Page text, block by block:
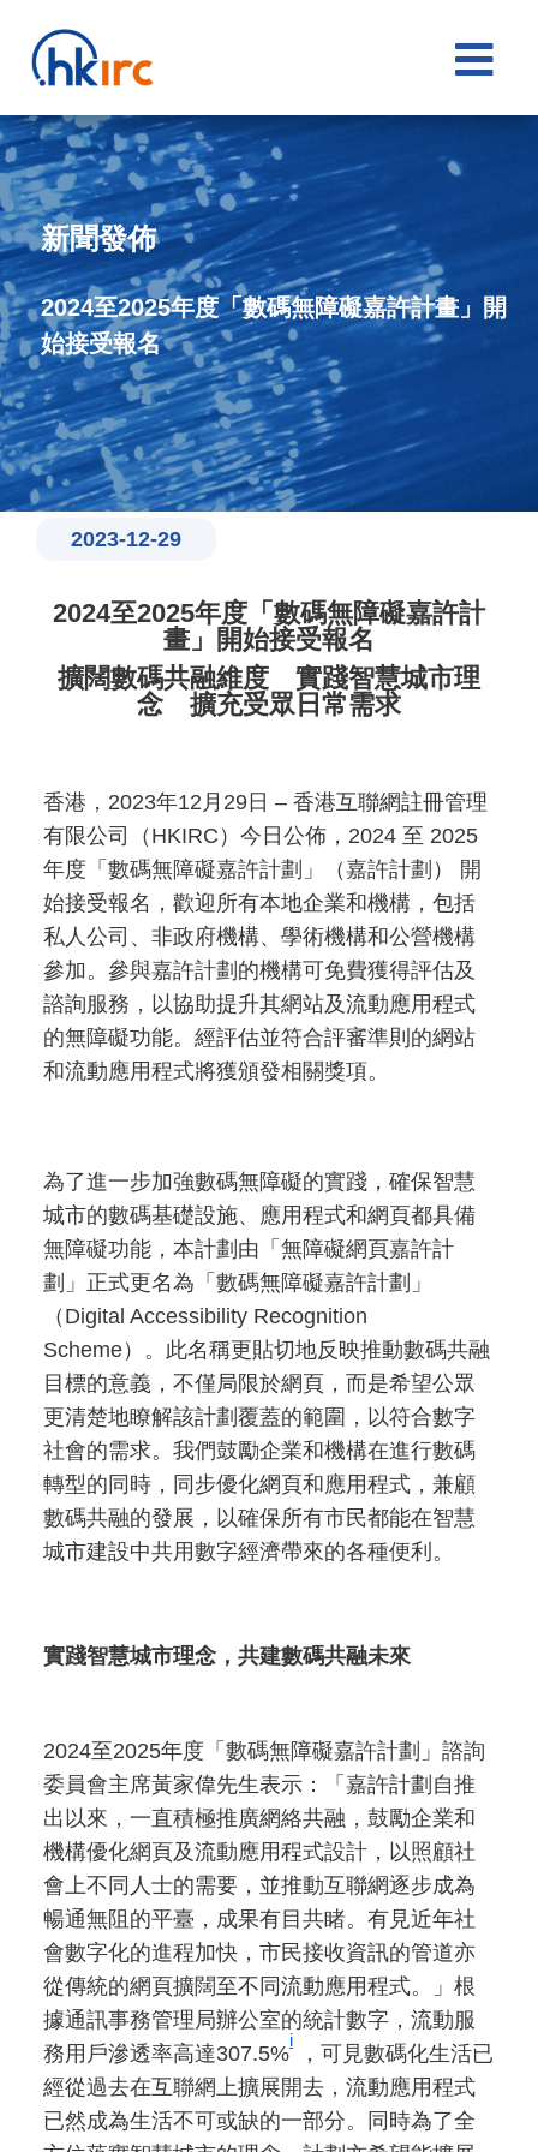

新聞發佈
2024至2025年度「數碼無障礙嘉許計畫」開
始接受報名
2023-12-29
2024至2025年度「數碼無障礙嘉許計
畫」開始接受報名
擴闊數碼共融維度 實踐智慧城市理
念 擴充受眾日常需求
香港，2023年12月29日 – 香港互聯網註冊管理
有限公司（HKIRC）今日公佈，2024 至 2025
年度「數碼無障礙嘉許計劃」（嘉許計劃） 開
始接受報名，歡迎所有本地企業和機構，包括
私人公司、非政府機構、學術機構和公營機構
參加。參與嘉許計劃的機構可免費獲得評估及
諮詢服務，以協助提升其網站及流動應用程式
的無障礙功能。經評估並符合評審準則的網站
和流動應用程式將獲頒發相關獎項。
為了進一步加強數碼無障礙的實踐，確保智慧
城市的數碼基礎設施、應用程式和網頁都具備
無障礙功能，本計劃由「無障礙網頁嘉許計
劃」正式更名為「數碼無障礙嘉許計劃」
（Digital Accessibility Recognition
Scheme）。此名稱更貼切地反映推動數碼共融
目標的意義，不僅局限於網頁，而是希望公眾
更清楚地瞭解該計劃覆蓋的範圍，以符合數字
社會的需求。我們鼓勵企業和機構在進行數碼
轉型的同時，同步優化網頁和應用程式，兼顧
數碼共融的發展，以確保所有市民都能在智慧
城市建設中共用數字經濟帶來的各種便利。
實踐智慧城市理念，共建數碼共融未來
2024至2025年度「數碼無障礙嘉許計劃」諮詢
委員會主席黃家偉先生表示：「嘉許計劃自推
出以來，一直積極推廣網絡共融，鼓勵企業和
機構優化網頁及流動應用程式設計，以照顧社
會上不同人士的需要，並推動互聯網逐步成為
暢通無阻的平臺，成果有目共睹。有見近年社
會數字化的進程加快，市民接收資訊的管道亦
從傳統的網頁擴闊至不同流動應用程式。」根
據通訊事務管理局辦公室的統計數字，流動服
務用戶滲透率高達307.5%
i
，可見數碼化生活已
經從過去在互聯網上擴展開去，流動應用程式
已然成為生活不可或缺的一部分。同時為了全